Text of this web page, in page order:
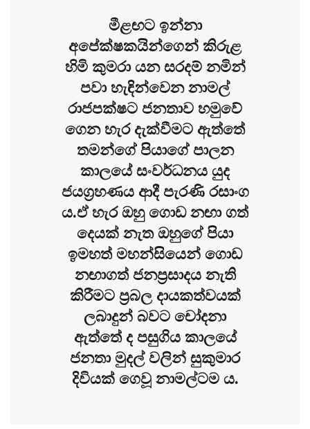
මීළඟට ඉන්නා
අපේක්ෂකයින්ගෙන් කිරුළ
හිමි කුමරා යන සරදම් නමින්
පවා හැඳින්වෙන නාමල්
රාජපක්ෂට ජනතාව හමුවේ
ගෙන හැර දැක්වීමට ඇත්තේ
තමන්ගේ පියාගේ පාලන
කාලයේ සංවර්ධනය යුද
ජයග්‍රහණය ආදී පැරණි රසාංග
ය.ඒ හැර ඔහු ගොඩ නඟා ගත්
දෙයක් නැත ඔහුගේ පියා
ඉමහත් මහන්සියෙන් ගොඩ
නඟාගත් ජනප්‍රසාදය නැති
කිරීමට ප්‍රබල දායකත්වයක්
ලබාදුන් බවට චෝදනා
ඇත්තේ ද පසුගිය කාලයේ
ජනතා මුදල් වලින් සුකුමාර
දිවියක් ගෙවූ නාමල්ටම ය.